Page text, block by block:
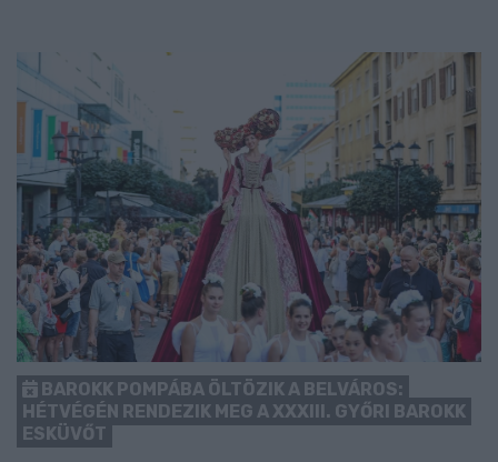
BAROKK POMPÁBA ÖLTÖZIK A BELVÁROS:
HÉTVÉGÉN RENDEZIK MEG A XXXIII. GYŐRI BAROKK
ESKÜVŐT